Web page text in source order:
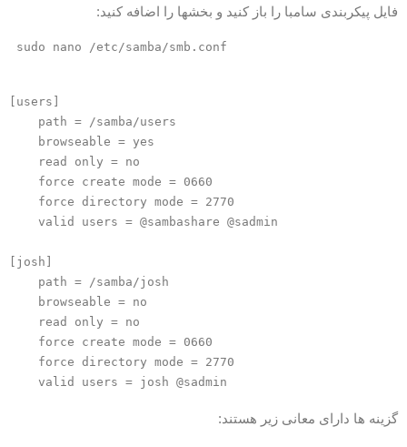
پیکربندی سامبا را باز کنید و بخشها را اضافه کنید:
sudo nano /etc/samba/smb.conf
[users]
    path = /samba/users
    browseable = yes
    read only = no
    force create mode = 0660
    force directory mode = 2770
    valid users = @sambashare @sadmin
[josh]
    path = /samba/josh
    browseable = no
    read only = no
    force create mode = 0660
    force directory mode = 2770
ها دارای معانی زیر هستند: